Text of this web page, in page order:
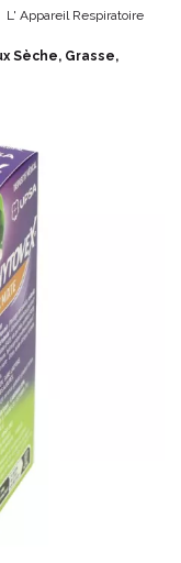
L' Appareil Respiratoire
Sèche, Grasse,